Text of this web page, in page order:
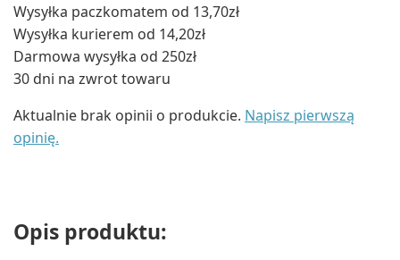
Wysyłka paczkomatem od 13,70zł
Wysyłka kurierem od 14,20zł
Darmowa wysyłka od 250zł
30 dni na zwrot towaru
Aktualnie brak opinii o produkcie. Napisz pierwszą
opinię.
Opis produktu: